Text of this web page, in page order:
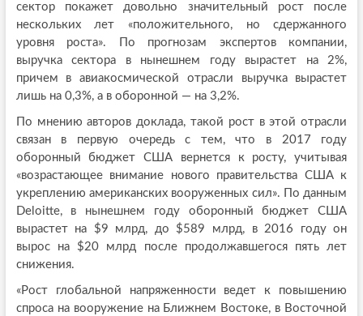
сектор покажет довольно значительный рост после
нескольких лет «положительного, но сдержанного
уровня роста». По прогнозам экспертов компании,
выручка сектора в нынешнем году вырастет на 2%,
причем в авиакосмической отрасли выручка вырастет
лишь на 0,3%, а в оборонной — на 3,2%.
По мнению авторов доклада, такой рост в этой отрасли
связан в первую очередь с тем, что в 2017 году
оборонный бюджет США вернется к росту, учитывая
«возрастающее внимание нового правительства США к
укреплению американских вооруженных сил». По данным
Deloitte, в нынешнем году оборонный бюджет США
вырастет на $9 млрд, до $589 млрд, в 2016 году он
вырос на $20 млрд после продолжавшегося пять лет
снижения.
«Рост глобальной напряженности ведет к повышению
спроса на вооружение на Ближнем Востоке, в Восточной